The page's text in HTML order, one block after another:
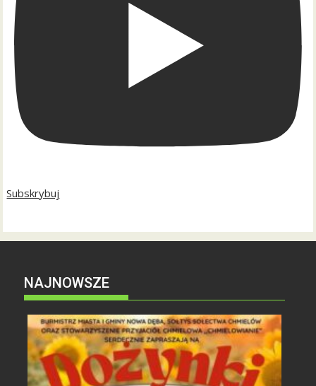
Subskrybuj
NAJNOWSZE